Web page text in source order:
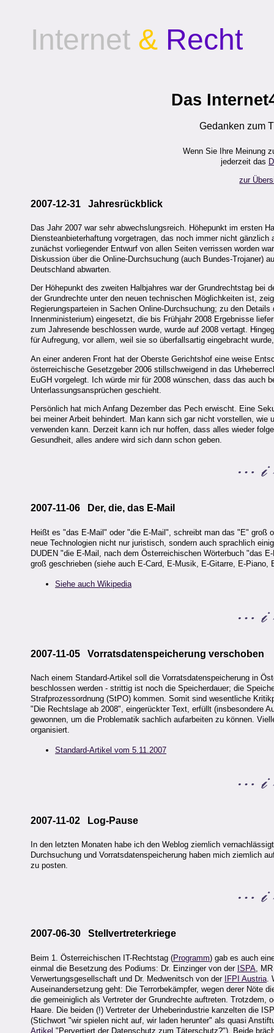
Internet & Recht
Das
Gedanken zum
Wenn Sie Ihre Meinung
jederzeit das
zur
2007-12-31 Jahresrückblick
Das Jahr 2007 war sehr abwechslungsreich. Höhepunkt im ersten
Diensteanbieterhaftung vorgetragen, das noch immer nicht
zunächst vorliegender Entwurf von allen Seiten verrissen worden
Diskussion über die Online-Durchsuchung (auch Bundes-Trojaner)
Deutschland abwarten.
Der Höhepunkt des zweiten Halbjahres war der Grundrechtstag
der Grundrechte unter den neuen technischen Möglichkeiten ist,
Regierungsparteien in Sachen Online-Durchsuchung; zu den
Innenministerium) eingesetzt, die bis Frühjahr 2008 Ergebnisse
zum Jahresende beschlossen wurde, wurde auf 2008 vertagt.
für Aufregung, vor allem, weil sie so überfallsartig eingebracht
An einer anderen Front hat der Oberste Gerichtshof eine weise
österreichische Gesetzgeber 2006 stillschweigend in das
EuGH vorgelegt. Ich würde mir für 2008 wünschen, dass das auch
Unterlassungsansprüchen geschieht.
Persönlich hat mich Anfang Dezember das Pech erwischt. Eine
bei meiner Arbeit behindert. Man kann sich gar nicht vorstellen,
verwenden kann. Derzeit kann ich nur hoffen, dass alles wieder
Gesundheit, alles andere wird sich dann schon geben.
2007-11-06 Der, die, das E-Mail
Heißt es "das E-Mail" oder "die E-Mail", schreibt man das "E" groß
neue Technologien nicht nur juristisch, sondern auch sprachlich
DUDEN "die E-Mail, nach dem Österreichischen Wörterbuch "das
groß geschrieben (siehe auch E-Card, E-Musik, E-Gitarre, E-Piano,
Siehe auch Wikipedia
2007-11-05 Vorratsdatenspeicherung verschoben
Nach einem Standard-Artikel soll die Vorratsdatenspeicherung in
beschlossen werden - strittig ist noch die Speicherdauer; die
Strafprozessordnung (StPO) kommen. Somit sind wesentliche
"Die Rechtslage ab 2008", eingerückter Text, erfüllt (insbesondere
gewonnen, um die Problematik sachlich aufarbeiten zu können.
organisiert.
Standard-Artikel vom 5.11.2007
2007-11-02 Log-Pause
In den letzten Monaten habe ich den Weblog ziemlich
Durchsuchung und Vorratsdatenspeicherung haben mich ziemlich
zu posten.
2007-06-30 Stellvertreterkriege
Beim 1. Österreichischen IT-Rechtstag (Programm) gab es auch
einmal die Besetzung des Podiums: Dr. Einzinger von der ISPA ,
Verwertungsgesellschaft und Dr. Medwenitsch von der IFPI Austria
Auseinandersetzung geht: Die Terrorbekämpfer, wegen derer Nöte
die gemeiniglich als Vertreter der Grundrechte auftreten.
Haare. Die beiden (!) Vertreter der Urheberindustrie kanzelten die
(Stichwort "wir spielen nicht auf, wir laden herunter" als quasi
Artikel "Pervertiert der Datenschutz zum Täterschutz?"). Beide